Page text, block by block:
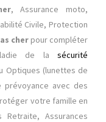
, Assurance moto,
Civile, Protection
cher pour compléter
de la sécurité
Optiques (lunettes de
prévoyance avec des
votre famille en
Assurances